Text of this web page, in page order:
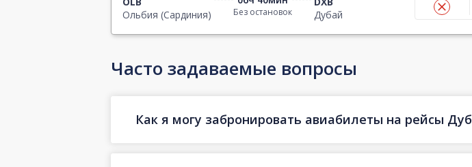
Ольбия (Сардиния)
Без остановок
Дубай
Часто задаваемые вопросы
Как я могу забронировать авиабилеты на рейсы